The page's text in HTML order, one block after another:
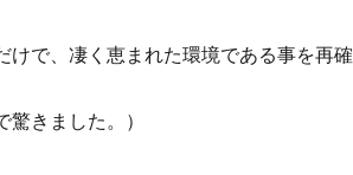
けで、凄く恵まれた環境である事を再確
きました。）